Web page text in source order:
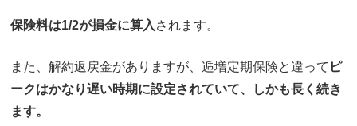
保険料は1/2が損金に算入 されます。
また、解約返戻金がありますが、逓増定期保険と違って ピ
ークはかなり遅い時期に設定されていて、しかも長く続き
ます。